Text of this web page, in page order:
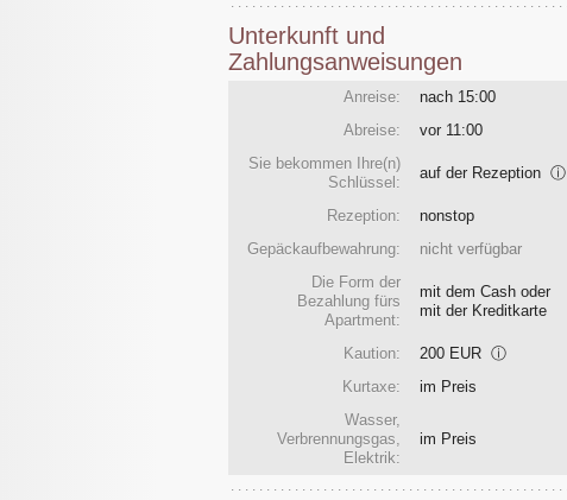
Unterkunft und
Zahlungsanweisungen
Anreise:
nach 15:00
Abreise:
vor 11:00
Sie bekommen Ihre(n)
Schlüssel:
auf der Rezeption ⓘ
Rezeption:
nonstop
Gepäckaufbewahrung:
nicht verfügbar
Die Form der
Bezahlung fürs
Apartment:
mit dem Cash oder
mit der Kreditkarte
Kaution: 200 EUR ⓘ
Kurtaxe:
im Preis
Wasser,
Verbrennungsgas,
Elektrik:
im Preis